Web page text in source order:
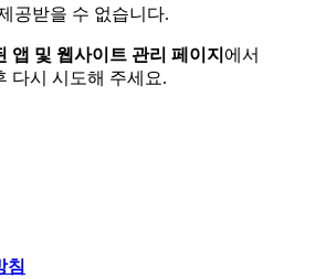
공받을 수 없습니다.
앱 및 웹사이트 관리 페이지 에서
다시 시도해 주세요.
침